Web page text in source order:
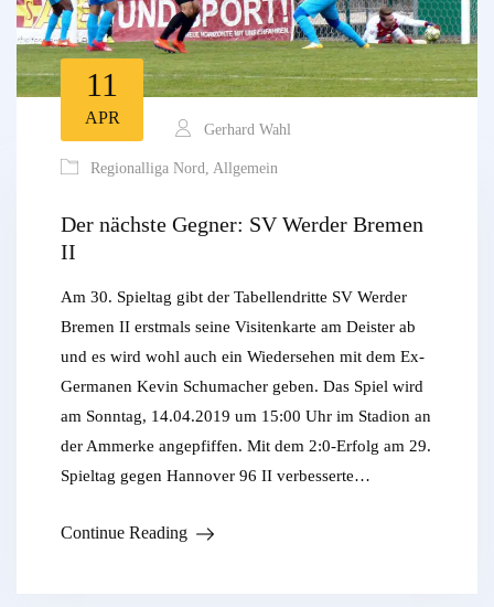
11
APR
Gerhard Wahl
Regionalliga Nord Allgemein
Der nächste Gegner: SV Werder Bremen
II
Am 30. Spieltag gibt der Tabellendritte SV Werder
Bremen II erstmals seine Visitenkarte am Deister ab
und es wird wohl auch ein Wiedersehen mit dem Ex-
Germanen Kevin Schumacher geben. Das Spiel wird
am Sonntag, 14.04.2019 um 15:00 Uhr im Stadion an
der Ammerke angepfiffen. Mit dem 2:0-Erfolg am 29.
Spieltag gegen Hannover 96 II verbesserte…
Continue Reading